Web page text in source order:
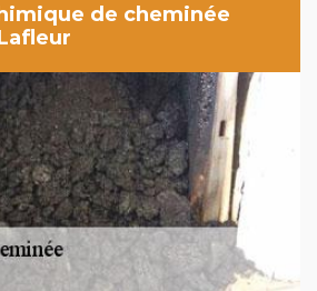
de cheminée